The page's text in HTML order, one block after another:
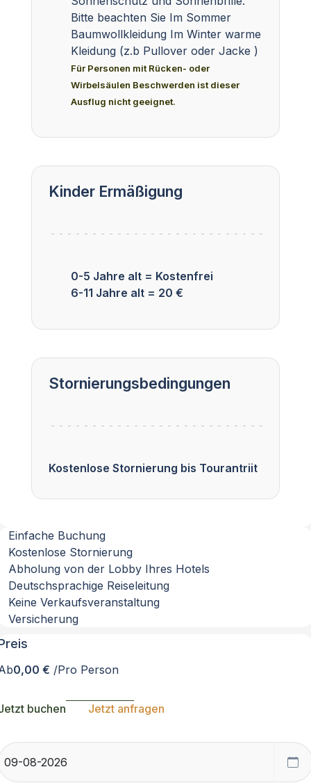
Bitte beachten Sie Im Sommer
Baumwollkleidung Im Winter warme
Kleidung (z.b Pullover oder Jacke )
Für Personen mit Rücken- oder
Wirbelsäulen Beschwerden ist dieser
Ausflug nicht geeignet.
Kinder Ermäßigung
0-5 Jahre alt = Kostenfrei
6-11 Jahre alt = 20 €
Stornierungsbedingungen
Kostenlose Stornierung bis Tourantriit
Einfache Buchung
Kostenlose Stornierung
Abholung von der Lobby Ihres Hotels
Deutschsprachige Reiseleitung
Keine Verkaufsveranstaltung
Versicherung
0,00 € /Pro Person
buchen Jetzt anfragen